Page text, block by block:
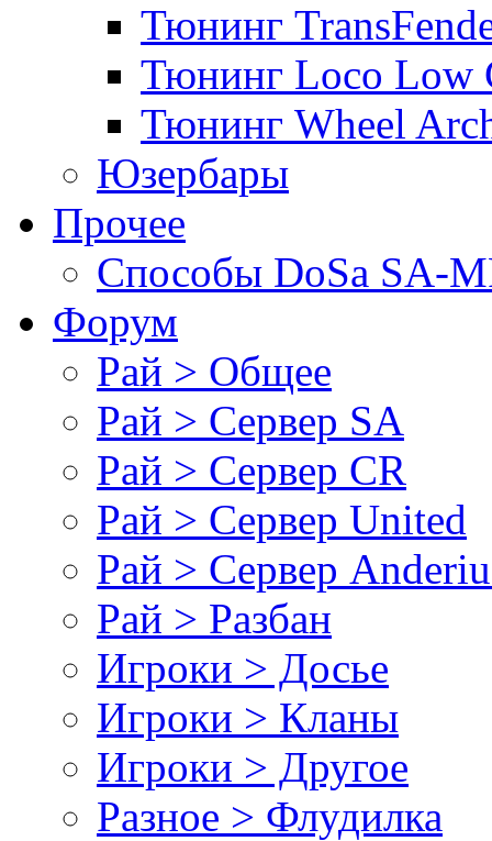
Тюнинг
Тюнинг Loco Low
Тюнинг Wheel
Юзербары
Прочее
Cпособы DoSа SA-
Форум
Рай > Общее
Рай > Сервер SA
Рай > Сервер CR
Рай > Сервер United
Рай > Сервер
Рай > Разбан
Игроки > Досье
Игроки > Кланы
Игроки > Другое
Разное > Флудилка